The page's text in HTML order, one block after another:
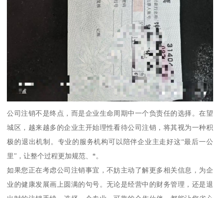
公司注销不是终点，而是企业生命周期中一个负责任的选择。在望
城区，越来越多的企业主开始理性看待公司注销，将其视为一种积
极的退出机制。专业的服务机构可以陪伴企业主走好这“最后一公
里”，让整个过程更加规范、*。
如果您正在考虑公司注销事宜，不妨主动了解更多相关信息，为企
业的健康发展画上圆满的句号。无论是经营中的财务管理，还是退